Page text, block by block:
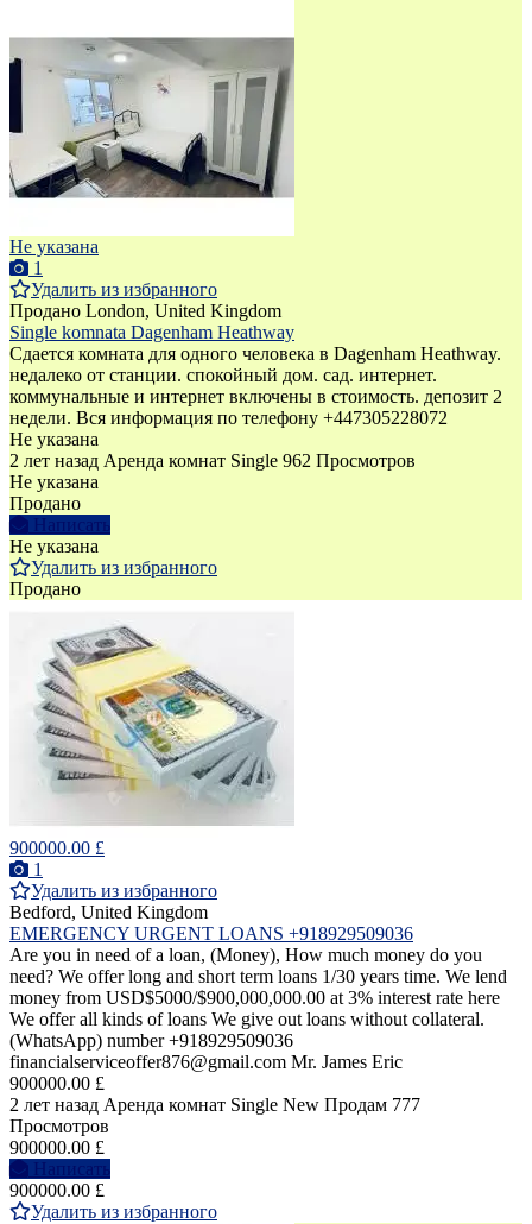
Не указана
1
Удалить из избранного
Продано London, United Kingdom
Single komnata Dagenham Heathway
Сдается комната для одного человека в Dagenham Heathway.
недалеко от станции. спокойный дом. сад. интернет.
коммунальные и интернет включены в стоимость. депозит 2
недели. Вся информация по телефону +447305228072
Не указана
2 лет назад Аренда комнат Single 962 Просмотров
Не указана
Продано
Написать
Не указана
Удалить из избранного
Продано
900000.00 £
1
Удалить из избранного
Bedford, United Kingdom
EMERGENCY URGENT LOANS +918929509036
Are you in need of a loan, (Money), How much money do you
need? We offer long and short term loans 1/30 years time. We lend
money from USD$5000/$900,000,000.00 at 3% interest rate here
We offer all kinds of loans We give out loans without collateral.
(WhatsApp) number +918929509036
financialserviceoffer876@gmail.com Mr. James Eric
900000.00 £
2 лет назад Аренда комнат Single New Продам 777
Просмотров
900000.00 £
Написать
900000.00 £
Удалить из избранного